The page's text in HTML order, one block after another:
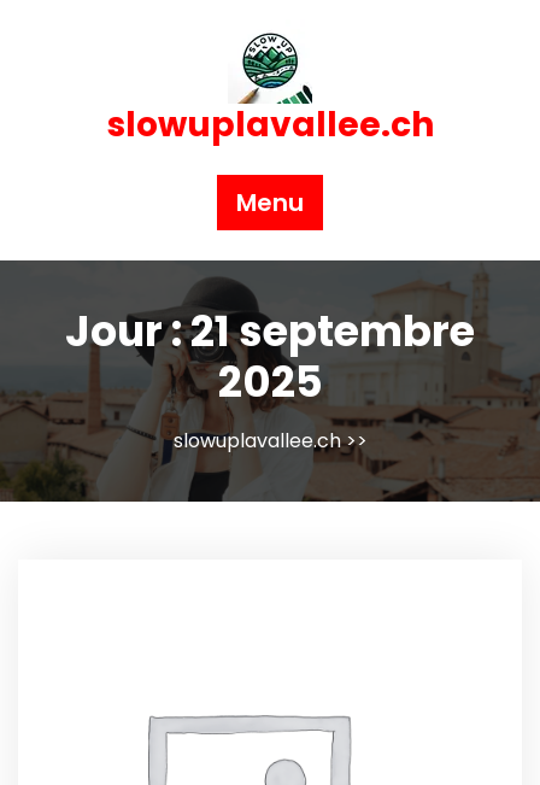
slowuplavallee.ch
Menu
Jour :21 septembre
2025
slowuplavallee.ch>>